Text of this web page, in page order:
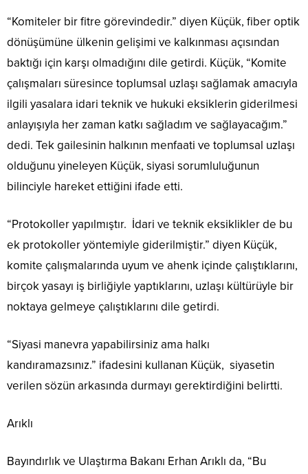
“Komiteler bir fitre görevindedir.” diyen Küçük, fiber optik
dönüşümüne ülkenin gelişimi ve kalkınması açısından
baktığı için karşı olmadığını dile getirdi. Küçük, “Komite
çalışmaları süresince toplumsal uzlaşı sağlamak amacıyla
ilgili yasalara idari teknik ve hukuki eksiklerin giderilmesi
anlayışıyla her zaman katkı sağladım ve sağlayacağım.”
dedi. Tek gailesinin halkının menfaati ve toplumsal uzlaşı
olduğunu yineleyen Küçük, siyasi sorumluluğunun
bilinciyle hareket ettiğini ifade etti.
“Protokoller yapılmıştır. İdari ve teknik eksiklikler de bu
ek protokoller yöntemiyle giderilmiştir.” diyen Küçük,
komite çalışmalarında uyum ve ahenk içinde çalıştıklarını,
birçok yasayı iş birliğiyle yaptıklarını, uzlaşı kültürüyle bir
noktaya gelmeye çalıştıklarını dile getirdi.
“Siyasi manevra yapabilirsiniz ama halkı
kandıramazsınız.” ifadesini kullanan Küçük, siyasetin
verilen sözün arkasında durmayı gerektirdiğini belirtti.
Arıklı
Bayındırlık ve Ulaştırma Bakanı Erhan Arıklı da, “Bu